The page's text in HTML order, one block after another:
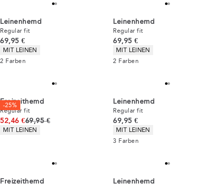
Leinenhemd
Regular fit
Preis
69,95 €
Produkteigenschaften
MIT LEINEN
2 Farben
Leinenhemd
Regular fit
Preis
69,95 €
Produkteigenschaften
MIT LEINEN
2 Farben
-25%
Freizeithemd
Regular fit
52,46 €Ursprünglicher Preis
69,95 €
Produkteigenschaften
MIT LEINEN
Leinenhemd
Regular fit
Preis
69,95 €
Produkteigenschaften
MIT LEINEN
3 Farben
Freizeithemd Leinenhemd